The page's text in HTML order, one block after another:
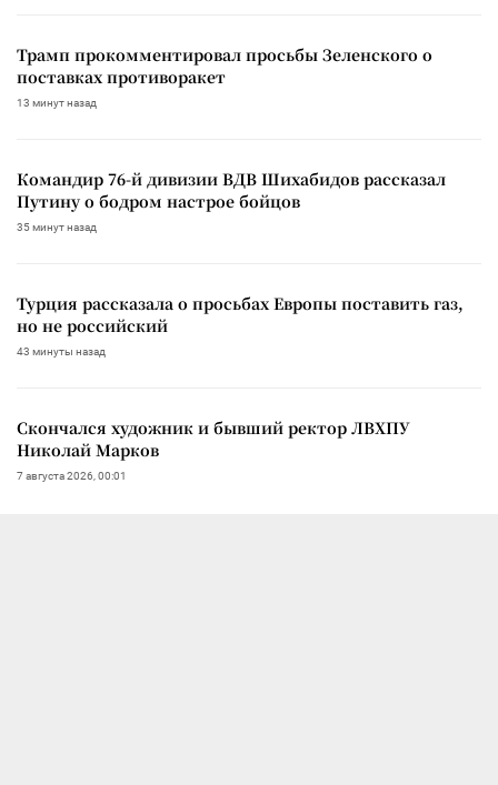
Трамп прокомментировал просьбы Зеленского о
поставках противоракет
13 минут назад
Командир 76-й дивизии ВДВ Шихабидов рассказал
Путину о бодром настрое бойцов
35 минут назад
Турция рассказала о просьбах Европы поставить газ,
но не российский
43 минуты назад
Скончался художник и бывший ректор ЛВХПУ
Николай Марков
7 августа 2026, 00:01